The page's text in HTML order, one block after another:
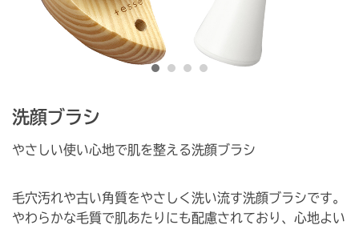
洗顔ブラシ
やさしい使い心地で肌を整える洗顔ブラシ
毛穴汚れや古い角質をやさしく洗い流す洗顔ブラシです。
やわらかな毛質で肌あたりにも配慮されており、心地よい